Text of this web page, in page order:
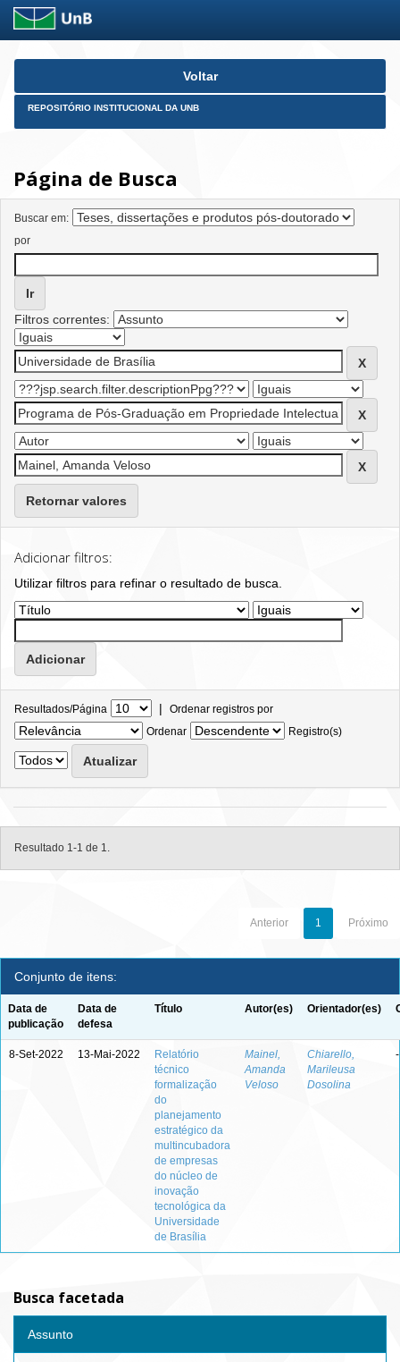
Skip
Voltar
REPOSITÓRIO INSTITUCIONAL DA UNB
Página de Busca
Buscar em:
por
Filtros correntes:
Retornar valores
Adicionar filtros:
Utilizar filtros para refinar o resultado de busca.
Resultados/Página | Ordenar registros por
Ordenar
Registro(s)
Resultado 1-1 de 1.
Anterior 1 Próximo
Conjunto de itens:
Data de
publicação
Data de
defesa
Título Autor(es) Orientador(es)
8-Set-2022 13-Mai-2022
Relatório
técnico
formalização
do
planejamento
estratégico da
multincubadora
de empresas
do núcleo de
inovação
tecnológica da
Universidade
de Brasília
Mainel,
Amanda
Veloso
Chiarello,
Marileusa
Dosolina
-
Busca facetada
Assunto